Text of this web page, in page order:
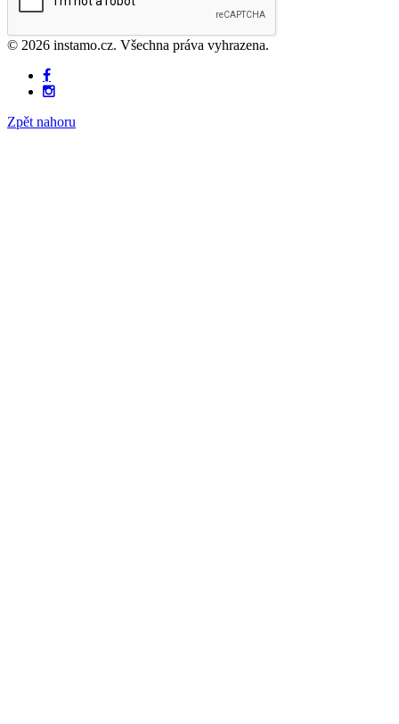
© 2026 instamo.cz. Všechna práva vyhrazena.
Zpět nahoru